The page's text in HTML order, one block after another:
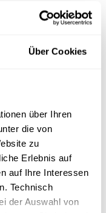
Über Cookies
über Ihren
die von
zu
Erlebnis auf
auf Ihre Interessen
Technisch
der Auswahl von